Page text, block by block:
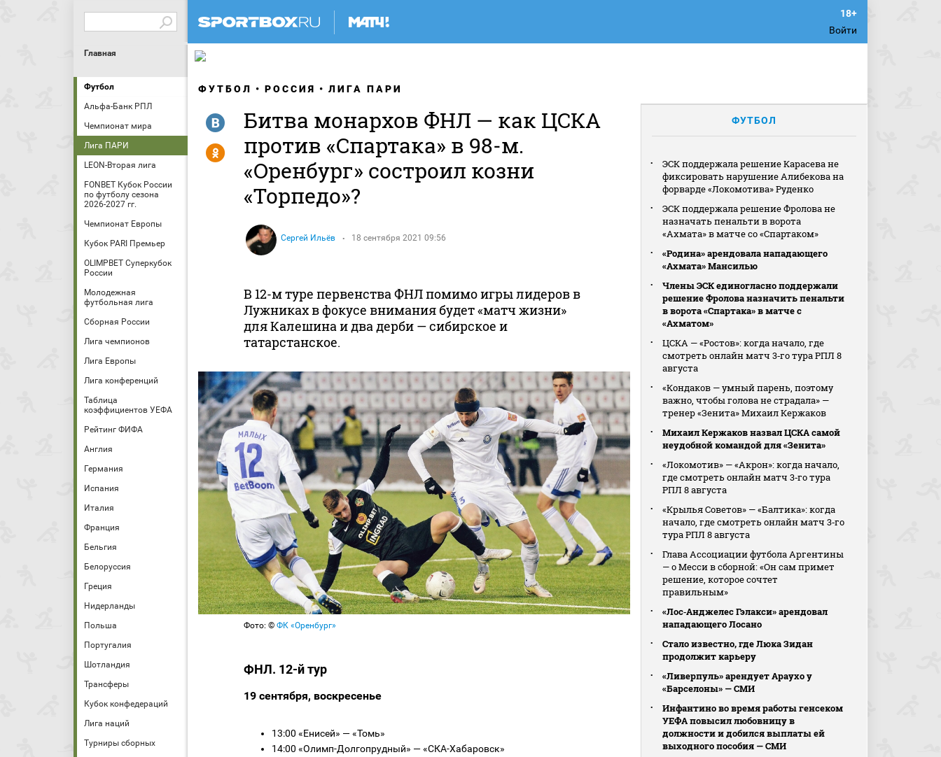
Войти
Главная
Футбол
Альфа-Банк РПЛ
Чемпионат мира
Лига ПАРИ
LEON-Вторая лига
FONBET Кубок России
по футболу сезона
2026-2027 гг.
Чемпионат Европы
Кубок PARI Премьер
OLIMPBET Суперкубок
России
Молодежная
футбольная лига
Сборная России
Лига чемпионов
Лига Европы
Лига конференций
Таблица
коэффициентов УЕФА
Рейтинг ФИФА
Англия
Германия
Испания
Италия
Франция
Бельгия
Белоруссия
Греция
Нидерланды
Польша
Португалия
Шотландия
Трансферы
Кубок конфедераций
Лига наций
Турниры сборных
ФУТБОЛ РОССИЯ ЛИГА ПАРИ
Битва монархов ФНЛ — как ЦСКА
против «Спартака» в 98-м.
«Оренбург» состроил козни
«Торпедо»?
Сергей Ильёв 18 сентября 2021 09:56
R
Y
В 12-м туре первенства ФНЛ помимо игры лидеров в
Лужниках в фокусе внимания будет «матч жизни»
для Калешина и два дерби — сибирское и
татарстанское.
Фото: © ФК «Оренбург»
ФНЛ. 12-й тур
19 сентября, воскресенье
13:00 «Енисей» — «Томь»
14:00 «Олимп-Долгопрудный» — «СКА-Хабаровск»
ФУТБОЛ
ЭСК поддержала решение Карасева не
фиксировать нарушение Алибекова на
форварде «Локомотива» Руденко
ЭСК поддержала решение Фролова не
назначать пенальти в ворота
«Ахмата» в матче со «Спартаком»
«Родина» арендовала нападающего
«Ахмата» Мансилью
Члены ЭСК единогласно поддержали
решение Фролова назначить пенальти
в ворота «Спартака» в матче с
«Ахматом»
ЦСКА — «Ростов»: когда начало, где
смотреть онлайн матч 3‑го тура РПЛ 8
августа
«Кондаков — умный парень, поэтому
важно, чтобы голова не страдала» —
тренер «Зенита» Михаил Кержаков
Михаил Кержаков назвал ЦСКА самой
неудобной командой для «Зенита»
«Локомотив» — «Акрон»: когда начало,
где смотреть онлайн матч 3‑го тура
РПЛ 8 августа
«Крылья Советов» — «Балтика»: когда
начало, где смотреть онлайн матч 3‑го
тура РПЛ 8 августа
Глава Ассоциации футбола Аргентины
— о Месси в сборной: «Он сам примет
решение, которое сочтет
правильным»
«Лос‑Анджелес Гэлакси» арендовал
нападающего Лосано
Стало известно, где Люка Зидан
продолжит карьеру
«Ливерпуль» арендует Араухо у
«Барселоны» — СМИ
Инфантино во время работы генсеком
УЕФА повысил любовницу в
должности и добился выплаты ей
выходного пособия — СМИ